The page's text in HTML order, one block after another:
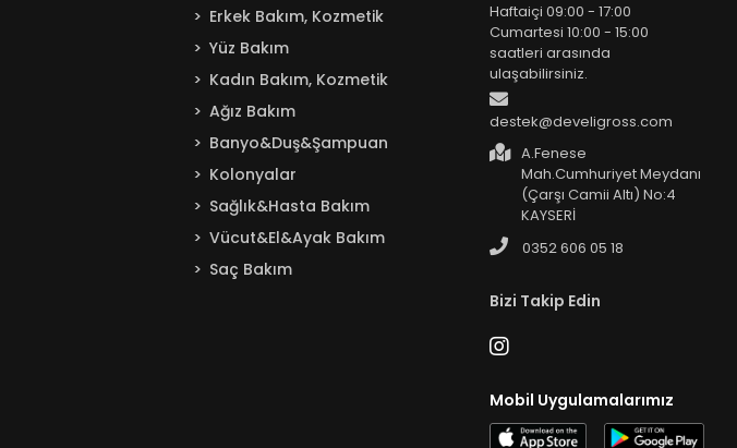
Erkek Bakım, Kozmetik
Yüz Bakım
Kadın Bakım, Kozmetik
Ağız Bakım
Banyo&Duş&Şampuan
Kolonyalar
Sağlık&Hasta Bakım
Vücut&El&Ayak Bakım
Saç Bakım
Haftaiçi 09:00 - 17:00
Cumartesi 10:00 - 15:00
saatleri arasında
ulaşabilirsiniz.
destek@develigross.com
A.Fenese
Mah.Cumhuriyet Meydanı
(Çarşı Camii Altı) No:4
KAYSERİ
0352 606 05 18
Bizi Takip Edin
Mobil Uygulamalarımız